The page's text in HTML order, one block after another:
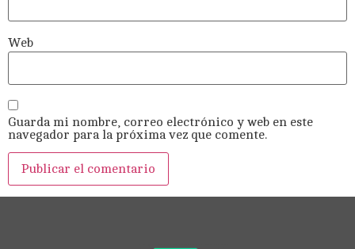
Web
Guarda mi nombre, correo electrónico y web en este
navegador para la próxima vez que comente.